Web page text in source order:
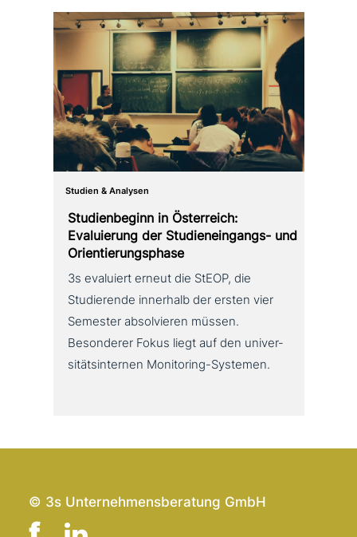
Studien & Analysen
Studienbeginn in Österreich:
Evaluierung der Studieneingangs- und
Orientierungsphase
3s evaluiert erneut die StEOP, die
Studierende innerhalb der ersten vier
Semester absol­vie­ren müssen.
Besonderer Fokus liegt auf den uni­ver­
si­täts­in­ter­nen Monitoring-Systemen.
© 3s Unternehmensberatung GmbH